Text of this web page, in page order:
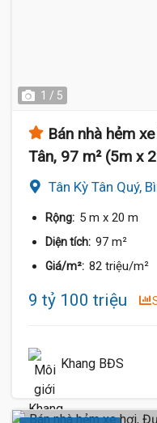
1 / 5
Bán nhà hẻm
Tân, 97 m² (5m x
Tân Kỳ Tân Quý,
Rộng: 5 m x 20 m
Diện tích: 97 m²
Giá/m²: 82 triệu/m²
9 tỷ 100 triệu
Khang BĐS